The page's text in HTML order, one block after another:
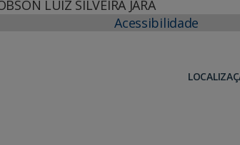
LUIZ SILVEIRA JARA
Acessibilidade